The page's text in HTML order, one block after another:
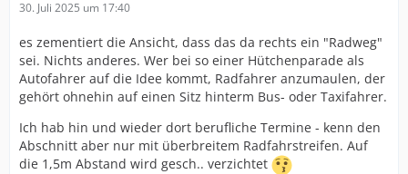
30. Juli 2025 um 17:40
es zementiert die Ansicht, dass das da rechts ein "Radweg"
sei. Nichts anderes. Wer bei so einer Hütchenparade als
Autofahrer auf die Idee kommt, Radfahrer anzumaulen, der
gehört ohnehin auf einen Sitz hinterm Bus- oder Taxifahrer.
Ich hab hin und wieder dort berufliche Termine - kenn den
Abschnitt aber nur mit überbreitem Radfahrstreifen. Auf
die 1,5m Abstand wird gesch.. verzichtet